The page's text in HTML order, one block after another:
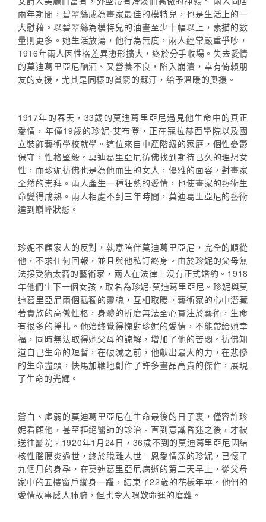
兩年期間，碧翠絲成為畫家最佳的模特兒，也是生活上的一
大慰藉。以碧翠絲為模特兒的油畫至少十幅以上，素描的數
量則更多。她生活放蕩，他行為無度，兩人經常嚴重爭吵，
1916年兩人因性格差異愈形擴大，終於分手收場。失去愛情
的莫迪葛里亞尼酗酒、又營養不良，陷入崩潰，幸有倚賴朋
友的支援，尤其是同樣的貧窮的蘇汀，給予溫暖的奧援。
1917年的春天，33歲的莫迪葛里亞尼遇見他生命中的真正
愛情，年僅19歲的珍妮·艾布登，正在寇拉赫西學院以及國
立裝飾藝術學校就學。這位來自中產階級的家庭，個性憂鬱
保守，性格堅毅。莫迪葛里亞尼彷佛找到期待已久的理想女
性，而珍妮彷佛也是為他而生的女人，優雅的面容，對畫家
全然的崇拜。兩人產生一種狂熱的愛情，也使畫家的藝術生
命變得成熟。兩人相處不到三年時間，莫迪葛里亞尼的藝術
達到巔峰狀態。
珍妮不顧家人的反對，執意陪伴莫迪葛里亞尼，完全的順從
他，不求任何回報，並且與他私訂終身。由於珍妮的父母無
法接受猶太裔的藝術家，兩人在法律上沒有正式婚約。1918
年他們生下一個女孩，取名為珍妮·莫迪葛里亞尼。珍妮與莫
迪葛里亞尼兩個孤獨的靈魂，互相取暖。藝術家的心中潛藏
著貴族的高傲性格，身體的折磨無法全心貫注於藝術，生命
有很多的掙扎。他始終覺得愧對珍妮的愛情，不能帶給她幸
福，同時無法取得她父母的諒解，增加了他的苦悶。彷佛知
道自己生命的短暫，在破滅之前，他獻出最大的力，在悲慘
的生命盡頭，快馬加鞭地創作了許多畫品高貴的傑作，展現
了生命的光輝。
蒼白、虛弱的莫迪葛里亞尼在生命最後的日子裏，僅容許珍
妮看顧他，甚至拒絕醫師的診治。直到意識昏迷之後，才被
送往醫院。1920年1月24日，36歲不到的莫迪葛里亞尼因結
核性腦膜炎過世，終於脫離人世。恩愛情深的珍妮，已懷了
九個月的身孕，在莫迪葛里亞尼病逝的第二天早上，從父母
家中的五樓窗戶縱身一躍，結束了22歲的花樣年華。他們的
愛情故事感人肺腑，但也令人喟歎命運的磨難。